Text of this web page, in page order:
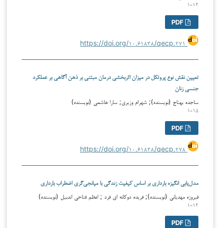
۱-۱۲
https://doi.org/۱۰.۶۱۸۳۸/qecp.۲۷۱
تعیین نقش نوع پروتکل در میزان اثربخشی درمان مبتنی بر ذهن آگاهی بر عملکرد
جنسی زنان
ساجده بهتاج (نویسنده); شهرام وزیری; سارا هاشمی (نویسنده)
۱-۱۵
https://doi.org/۱۰.۶۱۸۳۸/qecp.۲۷۸
مدل‌یابی انگیزه بارداری بر اساس کیفیت زندگی با میانجی‌گری اضطراب بارداری
فیروزه مهدیانی (نویسنده); فریده دوکانه ای فرد ; اعظم فتاحی اندبیل (نویسنده)
۱-۱۲